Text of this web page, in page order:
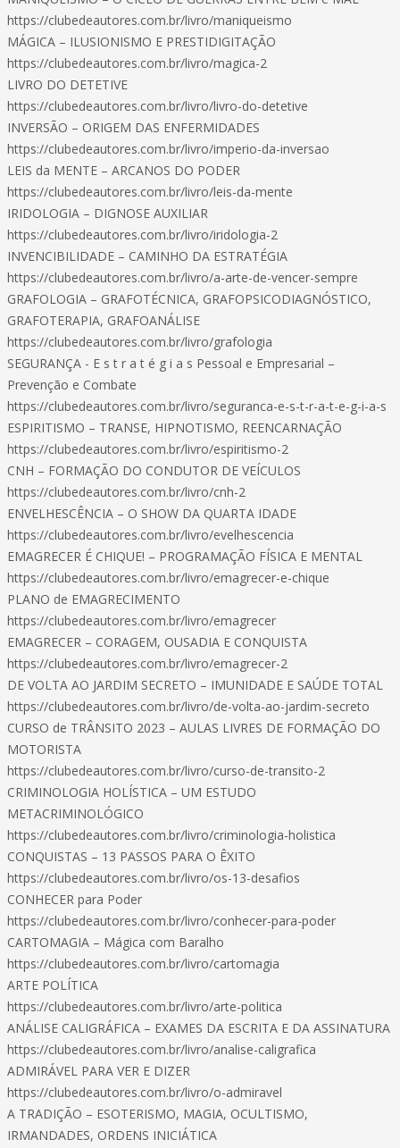
https://clubedeautores.com.br/livro/maniqueismo
MÁGICA – ILUSIONISMO E PRESTIDIGITAÇÃO
https://clubedeautores.com.br/livro/magica-2
LIVRO DO DETETIVE
https://clubedeautores.com.br/livro/livro-do-detetive
INVERSÃO – ORIGEM DAS ENFERMIDADES
https://clubedeautores.com.br/livro/imperio-da-inversao
LEIS da MENTE – ARCANOS DO PODER
https://clubedeautores.com.br/livro/leis-da-mente
IRIDOLOGIA – DIGNOSE AUXILIAR
https://clubedeautores.com.br/livro/iridologia-2
INVENCIBILIDADE – CAMINHO DA ESTRATÉGIA
https://clubedeautores.com.br/livro/a-arte-de-vencer-sempre
GRAFOLOGIA – GRAFOTÉCNICA, GRAFOPSICODIAGNÓSTICO,
GRAFOTERAPIA, GRAFOANÁLISE
https://clubedeautores.com.br/livro/grafologia
SEGURANÇA - E s t r a t é g i a s Pessoal e Empresarial –
Prevenção e Combate
https://clubedeautores.com.br/livro/seguranca-e-s-t-r-a-t-e-g-i-a-s
ESPIRITISMO – TRANSE, HIPNOTISMO, REENCARNAÇÃO
https://clubedeautores.com.br/livro/espiritismo-2
CNH – FORMAÇÃO DO CONDUTOR DE VEÍCULOS
https://clubedeautores.com.br/livro/cnh-2
ENVELHESCÊNCIA – O SHOW DA QUARTA IDADE
https://clubedeautores.com.br/livro/evelhescencia
EMAGRECER É CHIQUE! – PROGRAMAÇÃO FÍSICA E MENTAL
https://clubedeautores.com.br/livro/emagrecer-e-chique
PLANO de EMAGRECIMENTO
https://clubedeautores.com.br/livro/emagrecer
EMAGRECER – CORAGEM, OUSADIA E CONQUISTA
https://clubedeautores.com.br/livro/emagrecer-2
DE VOLTA AO JARDIM SECRETO – IMUNIDADE E SAÚDE TOTAL
https://clubedeautores.com.br/livro/de-volta-ao-jardim-secreto
CURSO de TRÂNSITO 2023 – AULAS LIVRES DE FORMAÇÃO DO
MOTORISTA
https://clubedeautores.com.br/livro/curso-de-transito-2
CRIMINOLOGIA HOLÍSTICA – UM ESTUDO
METACRIMINOLÓGICO
https://clubedeautores.com.br/livro/criminologia-holistica
CONQUISTAS – 13 PASSOS PARA O ÊXITO
https://clubedeautores.com.br/livro/os-13-desafios
CONHECER para Poder
https://clubedeautores.com.br/livro/conhecer-para-poder
CARTOMAGIA – Mágica com Baralho
https://clubedeautores.com.br/livro/cartomagia
ARTE POLÍTICA
https://clubedeautores.com.br/livro/arte-politica
ANÁLISE CALIGRÁFICA – EXAMES DA ESCRITA E DA ASSINATURA
https://clubedeautores.com.br/livro/analise-caligrafica
ADMIRÁVEL PARA VER E DIZER
https://clubedeautores.com.br/livro/o-admiravel
A TRADIÇÃO – ESOTERISMO, MAGIA, OCULTISMO,
IRMANDADES, ORDENS INICIÁTICA